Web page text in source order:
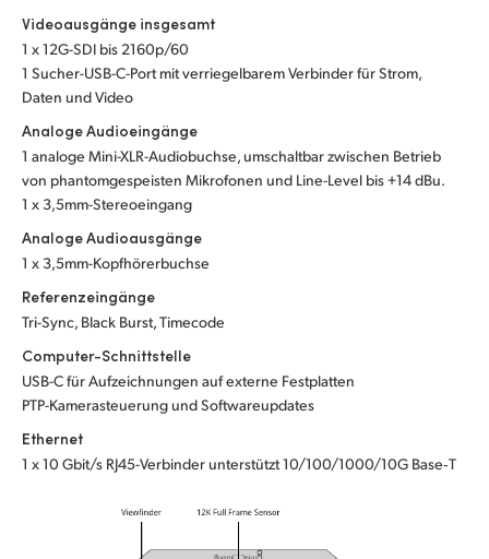
Videoausgänge insgesamt
1 x 12G-SDI bis 2160p/60
1 Sucher-USB-C-Port mit verriegelbarem Verbinder für Strom,
Daten und Video
Analoge Audioeingänge
1 analoge Mini-XLR-Audiobuchse, umschaltbar zwischen Betrieb
von phantomgespeisten Mikrofonen und Line-Level bis +14 dBu.
1 x 3,5mm-Stereoeingang
Analoge Audioausgänge
1 x 3,5mm-Kopfhörerbuchse
Referenzeingänge
Tri-Sync, Black Burst, Timecode
Computer-Schnittstelle
USB-C für Aufzeichnungen auf externe Festplatten
PTP-Kamerasteuerung und Softwareupdates
Ethernet
1 x 10 Gbit/s RJ45-Verbinder unterstützt 10/100/1000/10G Base‑T